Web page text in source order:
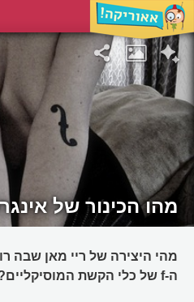
מהו הכינור של
מהי היצירה של ריי מאן שבה
ה-f של כלי הקשת המוסיקליים?